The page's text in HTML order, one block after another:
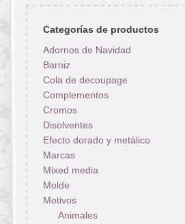
Categorías de productos
Adornos de Navidad
Barniz
Cola de decoupage
Complementos
Cromos
Disolventes
Efecto dorado y metálico
Marcas
Mixed media
Molde
Motivos
Animales